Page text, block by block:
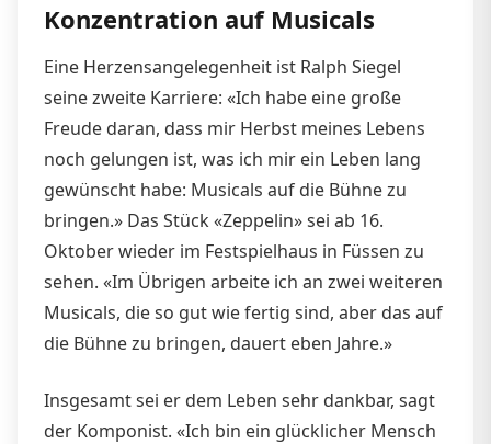
Konzentration auf Musicals
Eine Herzensangelegenheit ist Ralph Siegel
seine zweite Karriere: «Ich habe eine große
Freude daran, dass mir Herbst meines Lebens
noch gelungen ist, was ich mir ein Leben lang
gewünscht habe: Musicals auf die Bühne zu
bringen.» Das Stück «Zeppelin» sei ab 16.
Oktober wieder im Festspielhaus in Füssen zu
sehen. «Im Übrigen arbeite ich an zwei weiteren
Musicals, die so gut wie fertig sind, aber das auf
die Bühne zu bringen, dauert eben Jahre.»
Insgesamt sei er dem Leben sehr dankbar, sagt
der Komponist. «Ich bin ein glücklicher Mensch